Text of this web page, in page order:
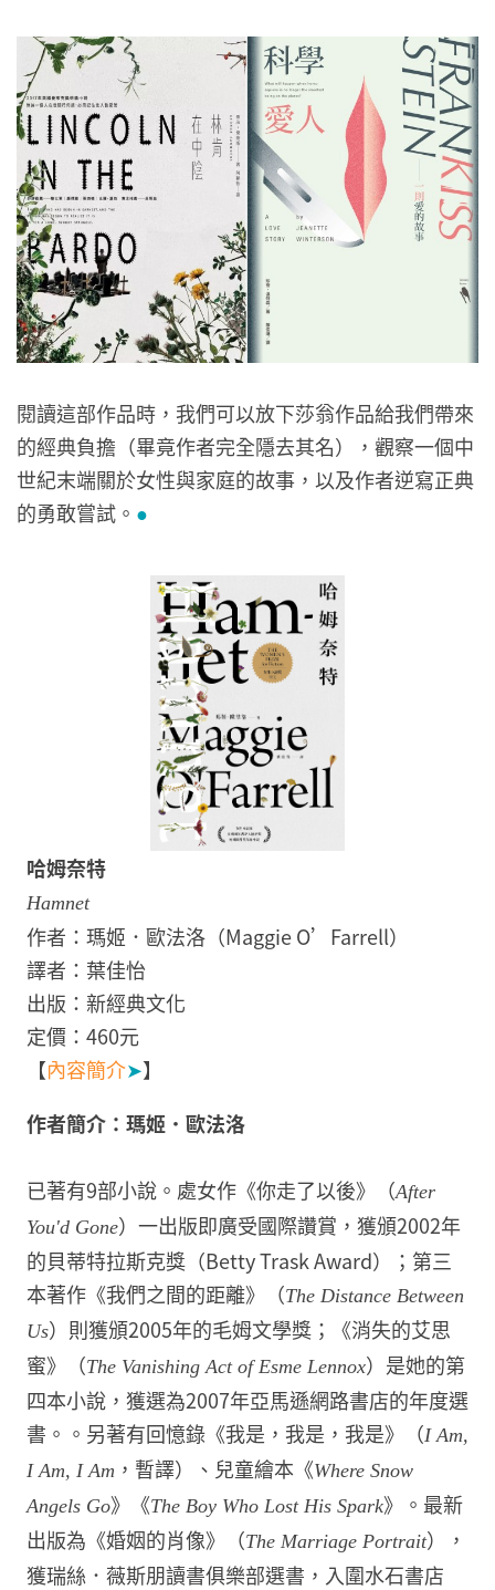
閱讀這部作品時，我們可以放下莎翁作品給我們帶來
的經典負擔（畢竟作者完全隱去其名），觀察一個中
世紀末端關於女性與家庭的故事，以及作者逆寫正典
的勇敢嘗試。 ●
哈姆奈特
Hamnet
作者：瑪姬．歐法洛（Maggie O’Farrell）
譯者：葉佳怡
出版：新經典文化
定價：460元
【內容簡介➤】
作者簡介：瑪姬．歐法洛
已著有9部小說。處女作《你走了以後》（After
You'd Gone）一出版即廣受國際讚賞，獲頒2002年
的貝蒂特拉斯克獎（Betty Trask Award）；第三
本著作《我們之間的距離》（The Distance Between
Us）則獲頒2005年的毛姆文學獎；《消失的艾思
蜜》（The Vanishing Act of Esme Lennox）是她的第
四本小說，獲選為2007年亞馬遜網路書店的年度選
書。。另著有回憶錄《我是，我是，我是》（I Am,
I Am, I Am ，暫譯）、兒童繪本《Where Snow
Angels Go》《The Boy Who Lost His Spark》。最新
出版為《婚姻的肖像》（The Marriage Portrait），
獲瑞絲．薇斯朋讀書俱樂部選書，入圍水石書店